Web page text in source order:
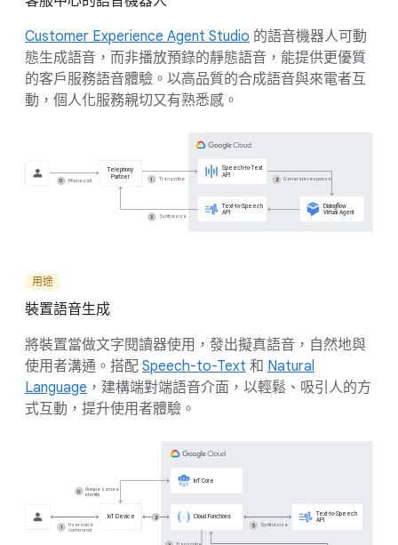
Customer Experience Agent Studio 的語音機器人可動
態生成語音，而非播放預錄的靜態語音，能提供更優質
的客戶服務語音體驗。以高品質的合成語音與來電者互
動，個人化服務親切又有熟悉感。
用途
裝置語音生成
將裝置當做文字閱讀器使用，發出擬真語音，自然地與
使用者溝通。搭配 Speech-to-Text 和 Natural
Language ，建構端對端語音介面，以輕鬆、吸引人的方
式互動，提升使用者體驗。